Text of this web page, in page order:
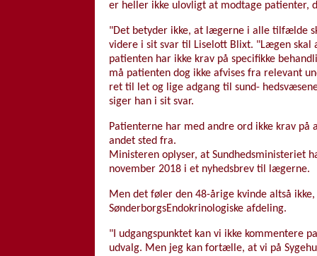
er heller ikke ulovligt at modtage patienter,
"Det betyder ikke, at lægerne i alle tilfælde
videre i sit svar til Liselott Blixt. "Lægen skal
patienten har ikke krav på specifikke
må patienten dog ikke afvises fra relevant
ret til let og lige adgang til sund-
siger han i sit svar.
Patienterne har med andre ord ikke krav
andet sted fra.
Ministeren oplyser, at Sundhedsministeriet
november 2018 i et nyhedsbrev til lægerne.
Men det føler den 48-årige kvinde altså
SønderborgsEndokrinologiske afdeling.
"I udgangspunktet kan vi ikke kommentere
udvalg. Men jeg kan fortælle, at vi på